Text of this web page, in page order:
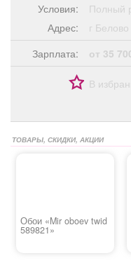
Условия:
Полный
Адрес:
г
Зарплата:
от 35
В
ТОВАРЫ, СКИДКИ, АКЦИИ
Обои «Mir oboev twid
589821»